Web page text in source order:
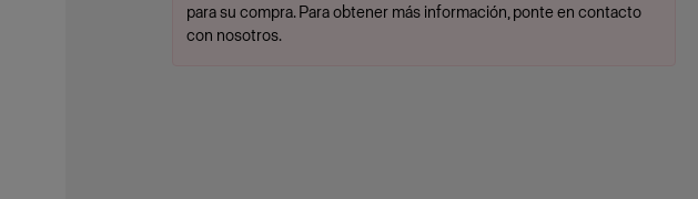
para su compra. Para obtener más información, ponte en contacto
con nosotros.